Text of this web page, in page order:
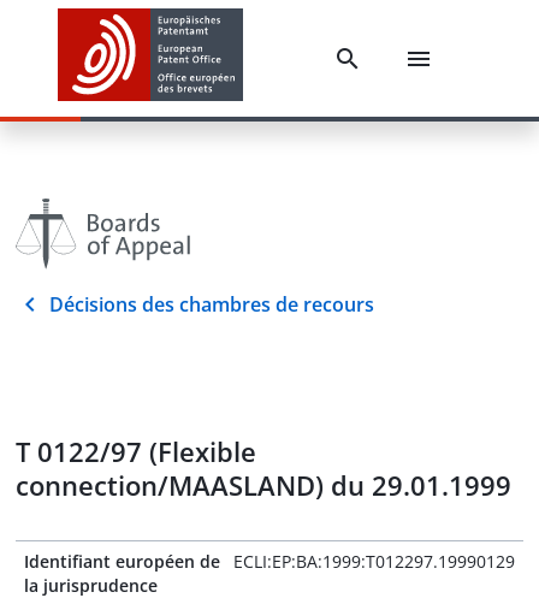
Décisions des chambres de recours
T 0122/97 (Flexible
connection/MAASLAND) du 29.01.1999
Identifiant européen de
la jurisprudence
ECLI:EP:BA:1999:T012297.19990129